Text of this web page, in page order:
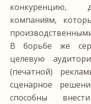
конкуренцию,
компаниям,
В борьбе же
целевую
(печатной)
сценарное
способны